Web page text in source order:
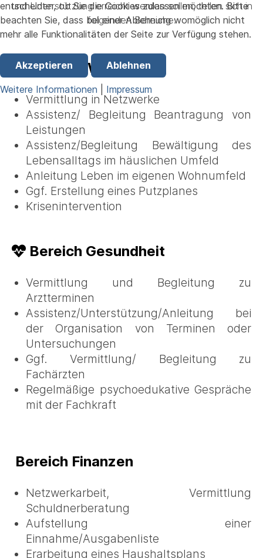
und Unterstützung erreicht werden sollen, teilen sich in
folgenden Bereiche:
Bereich Wohnen
Vermittlung in Netzwerke
Assistenz/ Begleitung Beantragung von
Leistungen
Assistenz/Begleitung Bewältigung des
Lebensalltags im häuslichen Umfeld
Anleitung Leben im eigenen Wohnumfeld
Ggf. Erstellung eines Putzplanes
Krisenintervention
Bereich Gesundheit
Vermittlung und Begleitung zu
Arztterminen
Assistenz/Unterstützung/Anleitung bei
der Organisation von Terminen oder
Untersuchungen
Ggf. Vermittlung/ Begleitung zu
Fachärzten
Regelmäßige psychoedukative Gespräche
mit der Fachkraft
Bereich Finanzen
Netzwerkarbeit, Vermittlung
Schuldnerberatung
Aufstellung einer
Einnahme/Ausgabenliste
Erarbeitung eines Haushaltsplans
entscheiden, ob Sie die Cookies zulassen möchten. Bitte
beachten Sie, dass bei einer Ablehnung womöglich nicht
mehr alle Funktionalitäten der Seite zur Verfügung stehen.
Akzeptieren Ablehnen
Weitere Informationen Impressum